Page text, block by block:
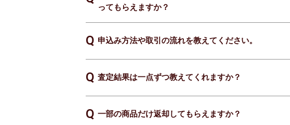
ってもらえますか？
申込み方法や取引の流れを教えてください。
査定結果は一点ずつ教えてくれますか？
一部の商品だけ返却してもらえますか？